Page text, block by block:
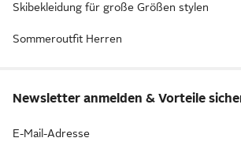
Skibekleidung für große Größen stylen
Sommeroutfit Herren
Newsletter anmelden & Vorteile
E-Mail-Adresse